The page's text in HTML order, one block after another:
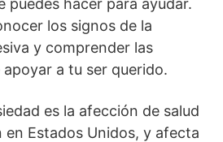
puedes hacer para ayudar.
los signos de la
y comprender las
a tu ser querido.
es la afección de salud
en Estados Unidos, y afecta